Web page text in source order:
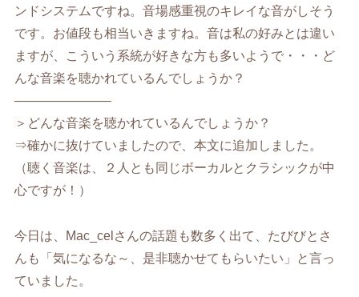
ンドシステムですね。音場感重視のキレイな音がしそう
です。お値段も相当いきますね。音は私の好みとは違い
ますが、こういう系統が好きな方も多いようで・・・ど
んな音楽を聴かれているんでしょうか？
———————–
＞どんな音楽を聴かれているんでしょうか？
⇒確かに抜けていましたので、本文に追加しました。
（聴く音楽は、２人とも同じボーカルとクラシックが中
心ですが！）
今日は、Mac_celさんの話題も数多く出て、たびびとさ
んも「気になるな～、是非聴かせてもらいたい」と言っ
ていました。